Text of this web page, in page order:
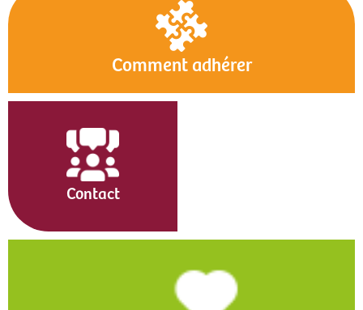
Comment adhérer
Contact